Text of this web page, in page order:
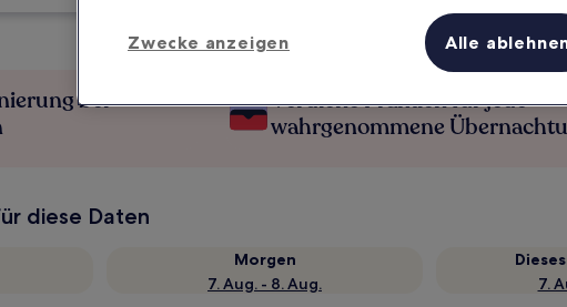
bei
Verdiene Prämien für jede
wahrgenommene
diese Daten
Morgen
7. Aug. - 8. Aug.
7.
Zwecke anzeigen Alle